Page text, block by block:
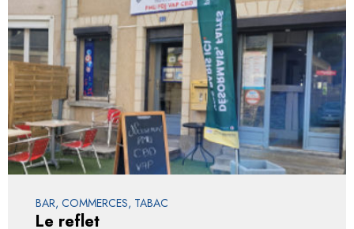
BAR, COMMERCES, TABAC
Le reflet